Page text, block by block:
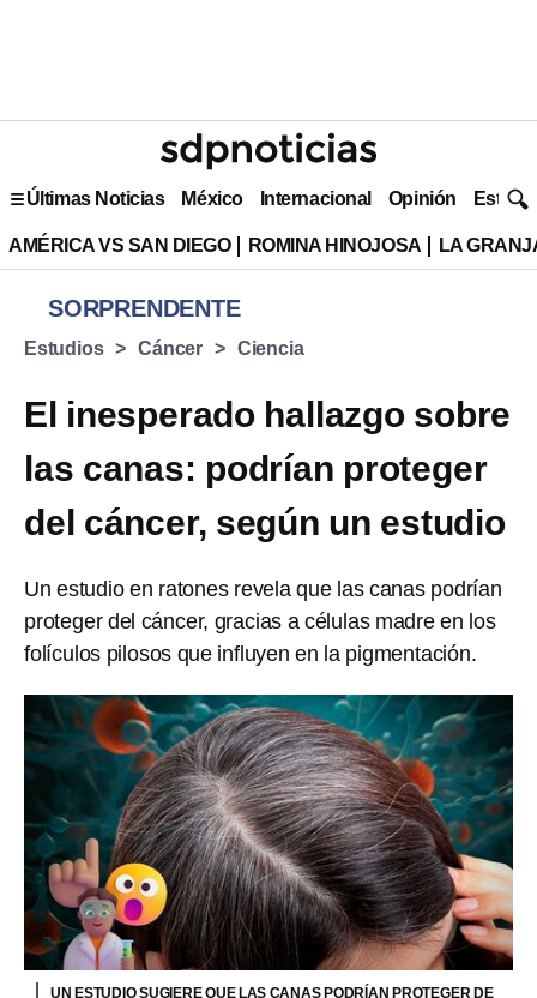
Últimas Noticias México Internacional Opinión Estilo
AMÉRICA VS SAN DIEGO ROMINA HINOJOSA LA
SORPRENDENTE
Estudios Cáncer Ciencia
El inesperado hallazgo sobre
las canas: podrían proteger
del cáncer, según un estudio
Un estudio en ratones revela que las canas podrían
proteger del cáncer, gracias a células madre en los
folículos pilosos que influyen en la pigmentación.
UN ESTUDIO SUGIERE QUE LAS CANAS PODRÍAN PROTEGER DE